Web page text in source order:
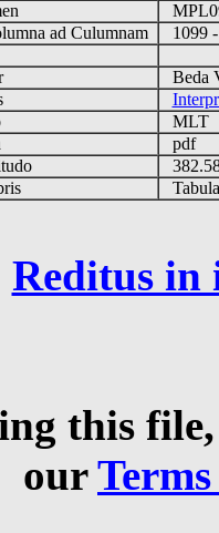
ad Culumnam
1099
Beda
MLT
pdf
Reditus in
this
our